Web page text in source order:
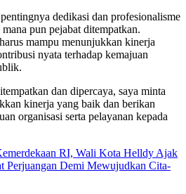
dedikasi dan profesionalisme
pun pejabat ditempatkan.
mampu menunjukkan kinerja
nyata terhadap kemajuan
dan dipercaya, saya minta
kinerja yang baik dan berikan
organisasi serta pelayanan kepada
RI, Wali Kota Helldy Ajak
Perjuangan Demi Mewujudkan Cita-